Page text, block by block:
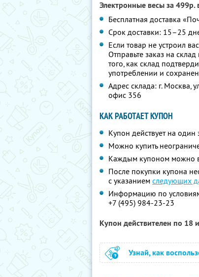
Электронные весы за
Бесплатная доставка
Срок доставки: 15–25
Если товар не устроил
Отправьте заказ на
того, как склад
употреблении и
Адрес склада: г. Москва,
офис 356
КАК РАБОТАЕТ КУПОН
Купон действует на один
Можно купить
Каждым купоном можно
После покупки купона
с указанием следующих
Информацию по
+7 (495) 984-23-23
Купон действителен по 18
Узнай, как